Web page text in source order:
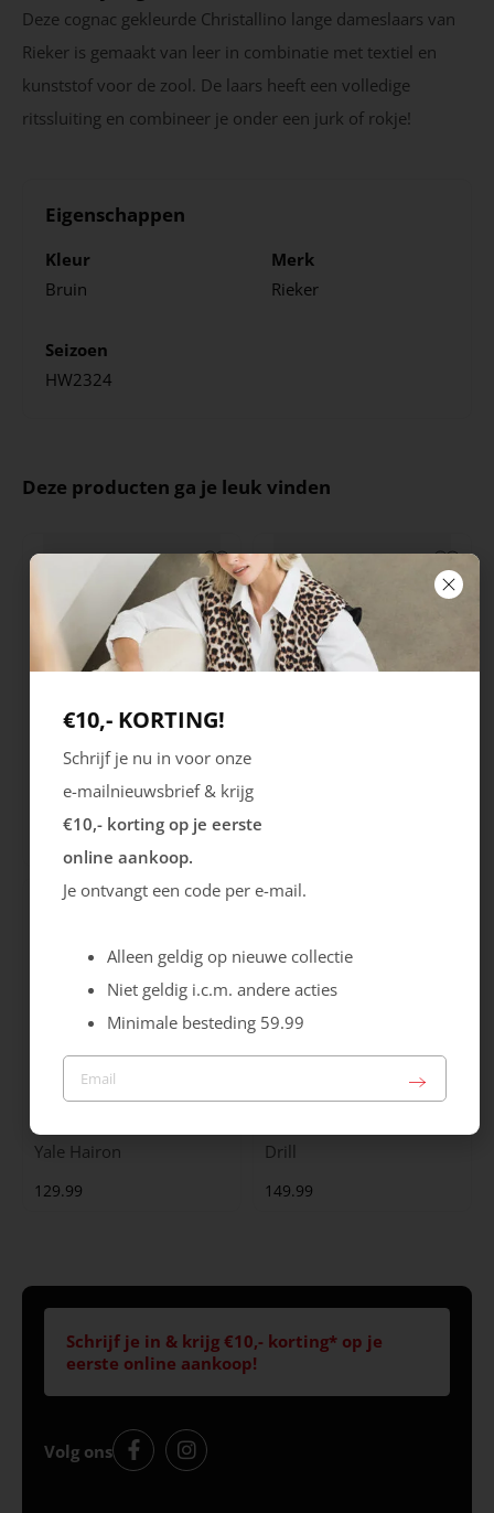
Deze cognac gekleurde Christallino lange dameslaars van
Rieker is gemaakt van leer in combinatie met textiel en
kunststof voor de zool. De laars heeft een volledige
ritssluiting en combineer je onder een jurk of rokje!
Eigenschappen
Kleur
Bruin
Merk
Rieker
Seizoen
HW2324
Deze producten ga je leuk vinden
Rieker
Yale Hairon
129.99
Drill
149.99
Schrijf je in & krijg €10,- korting* op je
eerste online aankoop!
Volg ons
€10,- KORTING!
Schrijf je nu in voor onze
e-mailnieuwsbrief & krijg
€10,- korting op je eerste
online aankoop.
Je ontvangt een code per e-mail.
Alleen geldig op nieuwe collectie
Niet geldig i.c.m. andere acties
Minimale besteding 59.99